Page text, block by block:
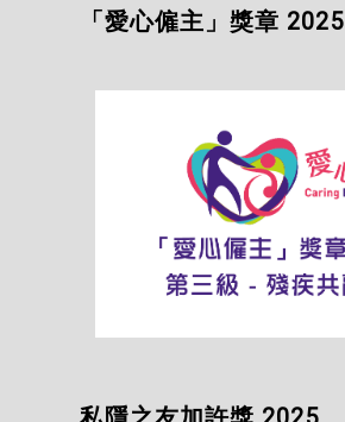
「愛心僱主」獎章 2025